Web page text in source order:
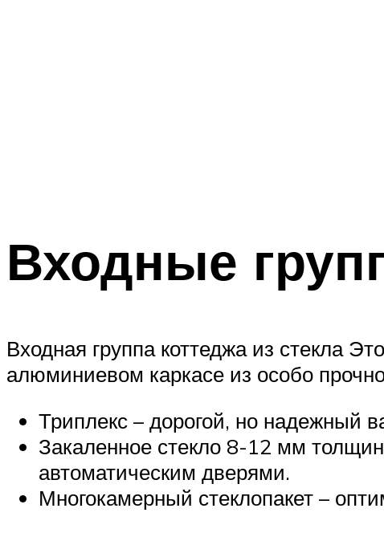
Входные
Входная группа коттеджа из стекла
алюминиевом каркасе из особо
Триплекс – дорогой, но надежный
Закаленное стекло 8-12 мм
автоматическим дверями.
Многокамерный стеклопакет –